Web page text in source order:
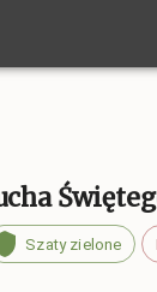
Szaty zielone